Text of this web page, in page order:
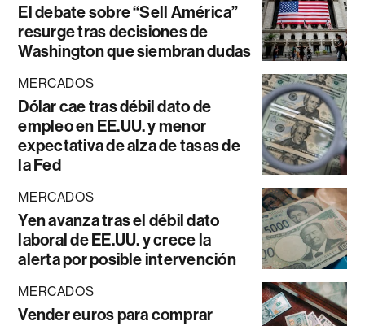
El debate sobre “Sell América”
resurge tras decisiones de
Washington que siembran dudas
MERCADOS
Dólar cae tras débil dato de
empleo en EE.UU. y menor
expectativa de alza de tasas de
la Fed
MERCADOS
Yen avanza tras el débil dato
laboral de EE.UU. y crece la
alerta por posible intervención
MERCADOS
Vender euros para comprar